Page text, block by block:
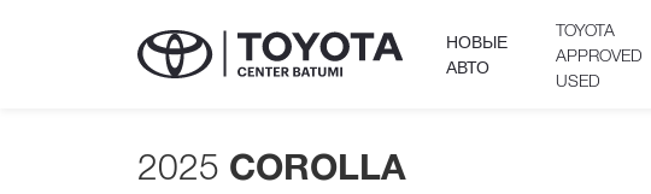
НОВЫЕ
АВТО
TOYOTA
APPROVED
USED
2025 COROLLA